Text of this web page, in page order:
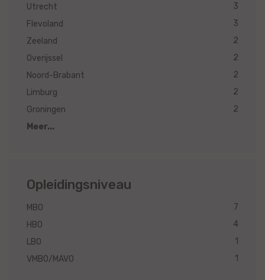
Utrecht
3
Flevoland
3
Zeeland
2
Overijssel
2
Noord-Brabant
2
Limburg
2
Groningen
2
Meer...
Opleidingsniveau
MBO
7
HBO
4
LBO
1
VMBO/MAVO
1